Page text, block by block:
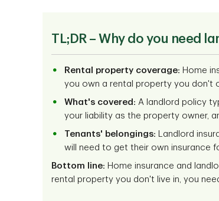
TL;DR – Why do you need
Rental property coverage: Home
you own a rental property you don't
What's covered: A landlord policy
your liability as the property owner,
Tenants' belongings: Landlord
will need to get their own insurance
Bottom line: Home insurance and
rental property you don't live in, you